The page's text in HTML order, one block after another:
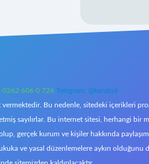
0262 606 0 726 Telegram: @karabul
Bu nedenle, sitedeki içerikleri
sayılırlar. Bu internet sitesi, herhangi bir
gerçek kurum ve kişiler hakkında
ve yasal düzenlemelere aykırı olduğunu